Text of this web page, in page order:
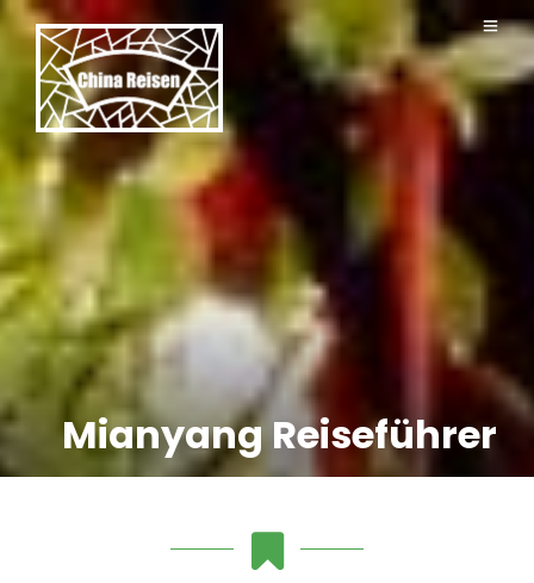
Mianyang Reiseführer